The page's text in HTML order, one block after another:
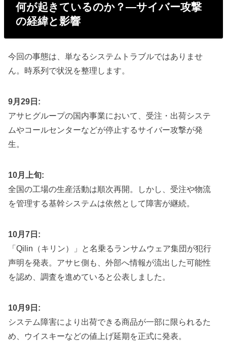
何が起きているのか？―サイバー攻撃
の経緯と影響
今回の事態は、単なるシステムトラブルではありませ
ん。時系列で状況を整理します。
9月29日:
アサヒグループの国内事業において、受注・出荷システ
ムやコールセンターなどが停止するサイバー攻撃が発
生。
10月上旬:
全国の工場の生産活動は順次再開。しかし、受注や物流
を管理する基幹システムは依然として障害が継続。
10月7日:
「Qilin（キリン）」と名乗るランサムウェア集団が犯行
声明を発表。アサヒ側も、外部へ情報が流出した可能性
を認め、調査を進めていると公表しました。
10月9日:
システム障害により出荷できる商品が一部に限られるた
め、ウイスキーなどの値上げ延期を正式に発表。